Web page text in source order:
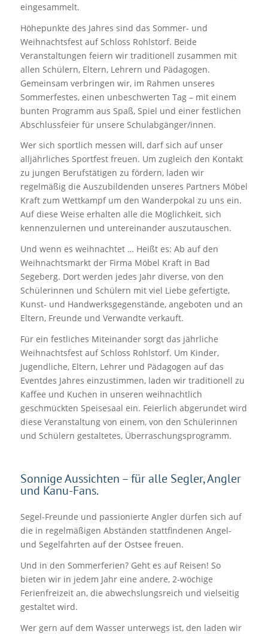
eingesammelt.
Höhepunkte des Jahres sind das Sommer- und
Weihnachtsfest auf Schloss Rohlstorf. Beide
Veranstaltungen feiern wir traditionell zusammen mit
allen Schülern, Eltern, Lehrern und Pädagogen.
Gemeinsam verbringen wir, im Rahmen unseres
Sommerfestes, einen unbeschwerten Tag – mit einem
bunten Programm aus Spaß, Spiel und einer festlichen
Abschlussfeier für unsere Schulabgänger/innen.
Wer sich sportlich messen will, darf sich auf unser
alljährliches Sportfest freuen. Um zugleich den Kontakt
zu jungen Berufstätigen zu fördern, laden wir
regelmäßig die Auszubildenden unseres Partners Möbel
Kraft zum Wettkampf um den Wanderpokal zu uns ein.
Auf diese Weise erhalten alle die Möglichkeit, sich
kennenzulernen und untereinander auszutauschen.
Und wenn es weihnachtet … Heißt es: Ab auf den
Weihnachtsmarkt der Firma Möbel Kraft in Bad
Segeberg. Dort werden jedes Jahr diverse, von den
Schülerinnen und Schülern mit viel Liebe gefertigte,
Kunst- und Handwerksgegenstände, angeboten und an
Eltern, Freunde und Verwandte verkauft.
Für ein festliches Miteinander sorgt das jährliche
Weihnachtsfest auf Schloss Rohlstorf. Um Kinder,
Jugendliche, Eltern, Lehrer und Pädagogen auf das
Eventdes Jahres einzustimmen, laden wir traditionell zu
Kaffee und Kuchen in unseren weihnachtlich
geschmückten Speisesaal ein. Feierlich abgerundet wird
diese Veranstaltung von einem, von den Schülerinnen
und Schülern gestaltetes, Überraschungsprogramm.
Sonnige Aussichten – für alle Segler, Angler
und Kanu-Fans.
Segel-Freunde und passionierte Angler dürfen sich auf
die in regelmäßigen Abständen stattfindenen Angel-
und Segelfahrten auf der Ostsee freuen.
Und in den Sommerferien? Geht es auf Reisen! So
bieten wir in jedem Jahr eine andere, 2-wöchige
Ferienfreizeit an, die abwechslungsreich und vielseitig
gestaltet wird.
Wer gern auf dem Wasser unterwegs ist, den laden wir